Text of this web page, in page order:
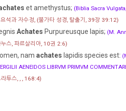
et amethystus; (Biblia Sacra
석과 자수정, (불가타 성경, 탈출기, 39장 39:12)
Achates Purpureusque lapis; (M.
스, 파르살리아, 10권 2:6)
nam achates lapidis species est:
AENEIDOS LIBRVM PRIMVM
투스, , , 168:4)